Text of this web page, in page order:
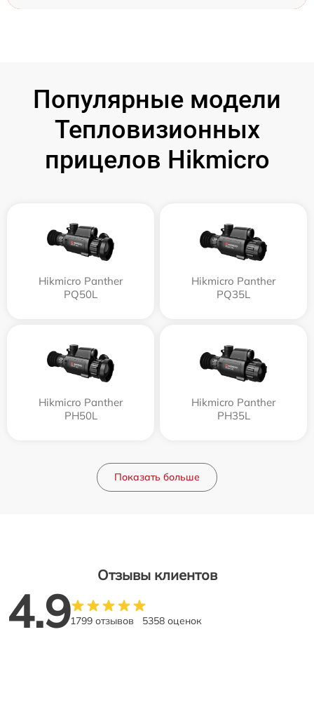
Популярные модели
Тепловизионных
прицелов Hikmicro
Hikmicro Panther
PQ50L
Hikmicro Panther
PQ35L
Hikmicro Panther
PH50L
Hikmicro Panther
PH35L
Показать больше
Отзывы клиентов
4.91799 отзывов 5358 оценок